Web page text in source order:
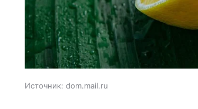
Источник: dom.mail.ru